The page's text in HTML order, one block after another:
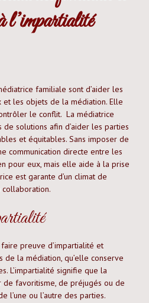
l’impartialité
familiale sont d’aider les
les objets de la médiation. Elle
le conflit. La médiatrice
solutions afin d’aider les parties
et équitables. Sans imposer de
communication directe entre les
pour eux, mais elle aide à la prise
est garante d’un climat de
preuve d’impartialité et
de la médiation, qu’elle conserve
L’impartialité signifie que la
favoritisme, de préjugés ou de
l’une ou l’autre des parties.